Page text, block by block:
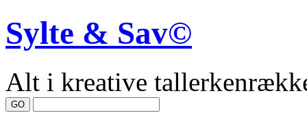
Sylte & Sav©
Alt i kreative